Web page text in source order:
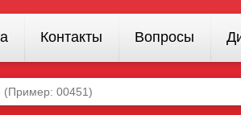
Контакты Вопросы